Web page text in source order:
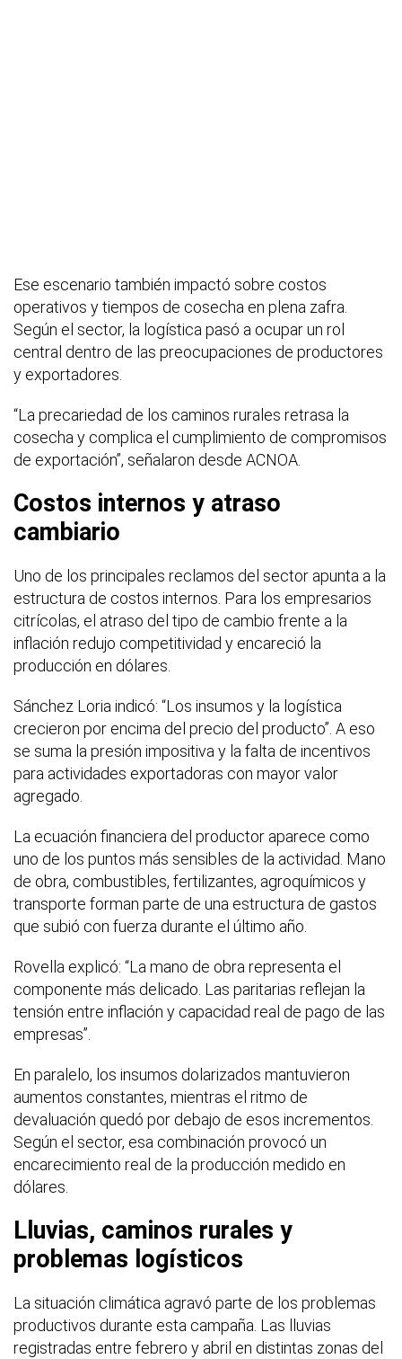
Ese escenario también impactó sobre costos
operativos y tiempos de cosecha en plena zafra.
Según el sector, la logística pasó a ocupar un rol
central dentro de las preocupaciones de productores
y exportadores.
“La precariedad de los caminos rurales retrasa la
cosecha y complica el cumplimiento de compromisos
de exportación”, señalaron desde ACNOA.
Costos internos y atraso
cambiario
Uno de los principales reclamos del sector apunta a la
estructura de costos internos. Para los empresarios
citrícolas, el atraso del tipo de cambio frente a la
inflación redujo competitividad y encareció la
producción en dólares.
Sánchez Loria indicó: “Los insumos y la logística
crecieron por encima del precio del producto”. A eso
se suma la presión impositiva y la falta de incentivos
para actividades exportadoras con mayor valor
agregado.
La ecuación financiera del productor aparece como
uno de los puntos más sensibles de la actividad. Mano
de obra, combustibles, fertilizantes, agroquímicos y
transporte forman parte de una estructura de gastos
que subió con fuerza durante el último año.
Rovella explicó: “La mano de obra representa el
componente más delicado. Las paritarias reflejan la
tensión entre inflación y capacidad real de pago de las
empresas”.
En paralelo, los insumos dolarizados mantuvieron
aumentos constantes, mientras el ritmo de
devaluación quedó por debajo de esos incrementos.
Según el sector, esa combinación provocó un
encarecimiento real de la producción medido en
dólares.
Lluvias, caminos rurales y
problemas logísticos
La situación climática agravó parte de los problemas
productivos durante esta campaña. Las lluvias
registradas entre febrero y abril en distintas zonas del